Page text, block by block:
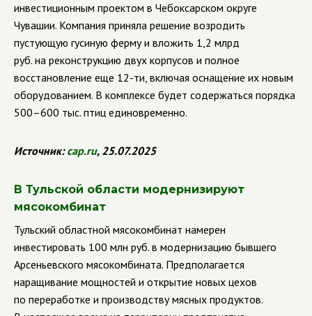
инвестиционным проектом в Чебоксарском округе
Чувашии. Компания приняла решение возродить
пустующую гусиную ферму и вложить 1,2 млрд
руб. на реконструкцию двух корпусов и полное
восстановление еще 12-ти, включая оснащение их новым
оборудованием. В комплексе будет содержаться порядка
500–600 тыс. птиц единовременно.
Источник:cap.ru, 25.07.2025
В Тульской области модернизируют
мясокомбинат
Тульский областной мясокомбинат намерен
инвестировать 100 млн руб. в модернизацию бывшего
Арсеньевского мясокомбината. Предполагается
наращивание мощностей и открытие новых цехов
по переработке и производству мясных продуктов.